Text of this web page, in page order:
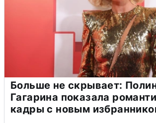
Больше не скрывает:
Гагарина показала
кадры с новым